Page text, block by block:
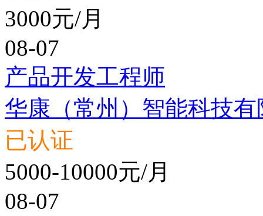
3000元/月
08-07
产品开发工程师
华康（常州）智能科技有
已认证
5000-10000元/月
08-07